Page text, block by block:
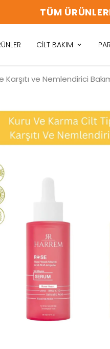
TÜM
CİLT BAKIM
ve Nemlendirici